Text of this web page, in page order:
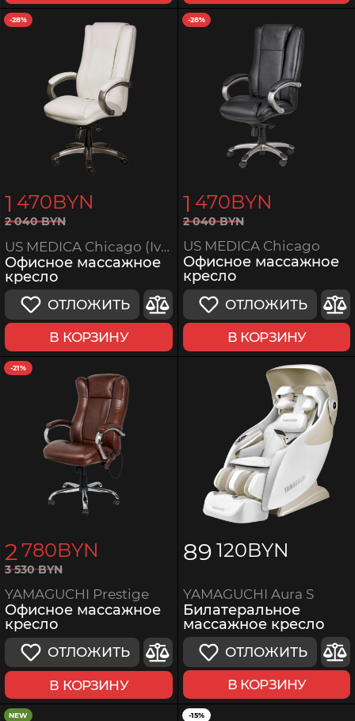
-28%
1 470BYN
2 040BYN
US MEDICA Chicago (Ivory Beige)
Офисное массажное
кресло
ОТЛОЖИТЬ
В КОРЗИНУ
-28%
1 470BYN
2 040BYN
US MEDICA Chicago
Офисное массажное
кресло
ОТЛОЖИТЬ
В КОРЗИНУ
-21%
2 780BYN
3 530BYN
YAMAGUCHI Prestige
Офисное массажное
кресло
ОТЛОЖИТЬ
В КОРЗИНУ
89 120BYN
YAMAGUCHI Aura S
Билатеральное
массажное кресло
ОТЛОЖИТЬ
В КОРЗИНУ
NEW -15%